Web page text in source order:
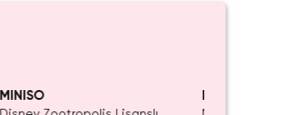
MINISO